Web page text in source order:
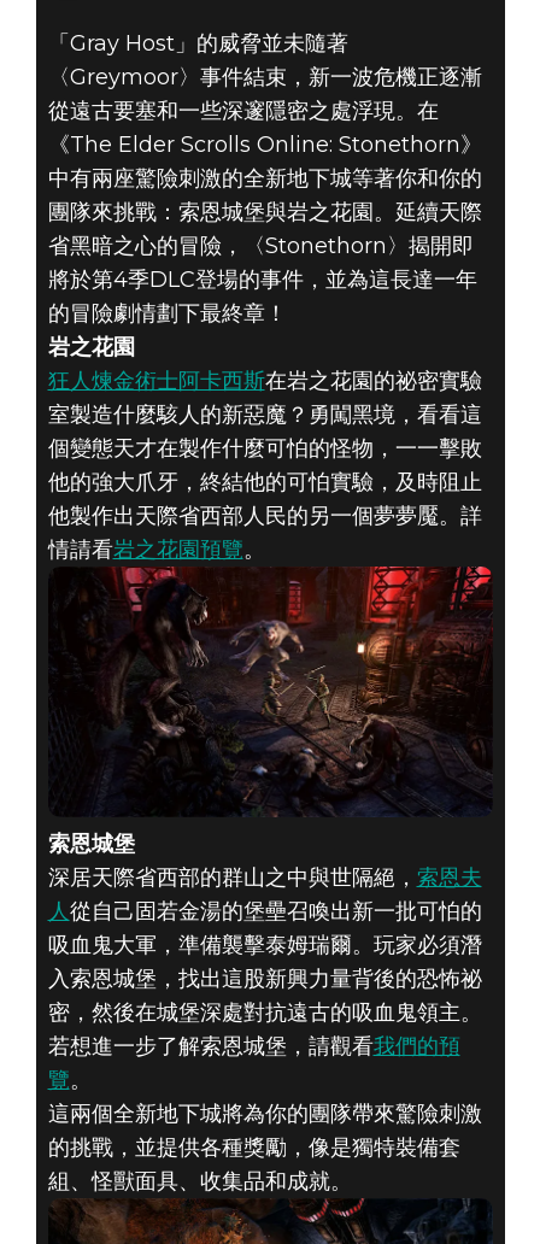
「Gray Host」的威脅並未隨著
〈Greymoor〉事件結束，新一波危機正逐漸
從遠古要塞和一些深邃隱密之處浮現。在
《The Elder Scrolls Online: Stonethorn》
中有兩座驚險刺激的全新地下城等著你和你的
團隊來挑戰：索恩城堡與岩之花園。延續天際
省黑暗之心的冒險，〈Stonethorn〉揭開即
將於第4季DLC登場的事件，並為這長達一年
的冒險劇情劃下最終章！
岩之花園
狂人煉金術士阿卡西斯在岩之花園的祕密實驗
室製造什麼駭人的新惡魔？勇闖黑境，看看這
個變態天才在製作什麼可怕的怪物，一一擊敗
他的強大爪牙，終結他的可怕實驗，及時阻止
他製作出天際省西部人民的另一個夢夢魘。詳
情請看岩之花園預覽。
索恩城堡
深居天際省西部的群山之中與世隔絕， 索恩夫
人從自己固若金湯的堡壘召喚出新一批可怕的
吸血鬼大軍，準備襲擊泰姆瑞爾。玩家必須潛
入索恩城堡，找出這股新興力量背後的恐怖祕
密，然後在城堡深處對抗遠古的吸血鬼領主。
若想進一步了解索恩城堡，請觀看我們的預
覽。
這兩個全新地下城將為你的團隊帶來驚險刺激
的挑戰，並提供各種獎勵，像是獨特裝備套
組、怪獸面具、收集品和成就。